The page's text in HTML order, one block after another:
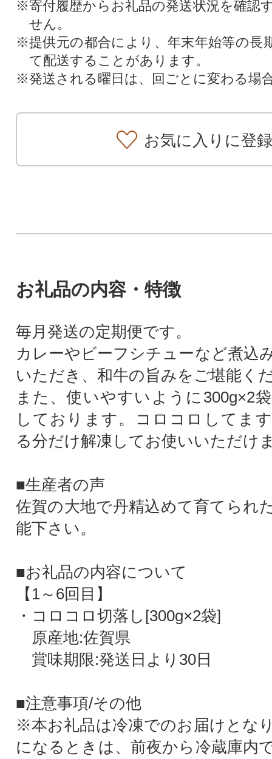
※寄付履歴からお礼品の発送状況を確認
せん。
※提供元の都合により、年末年始等の長
て配送することがあります。
※発送される曜日は、回ごとに変わる場
お気に入りに登録
お礼品の内容・特徴
毎月発送の定期便です。
カレーやビーフシチューなど煮込
いただき、和牛の旨みをご堪能く
また、使いやすいように300g×2
しております。コロコロしてま
る分だけ解凍してお使いいただけ
■生産者の声
佐賀の大地で丹精込めて育てられ
能下さい。
■お礼品の内容について
【1～6回目】
・コロコロ切落し[300g×2袋]
原産地:佐賀県
賞味期限:発送日より30日
■注意事項/その他
※本お礼品は冷凍でのお届けとな
になるときは、前夜から冷蔵庫内